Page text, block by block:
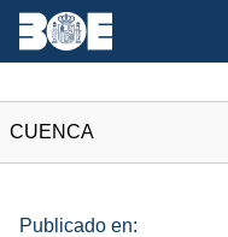
CUENCA
Publicado en: